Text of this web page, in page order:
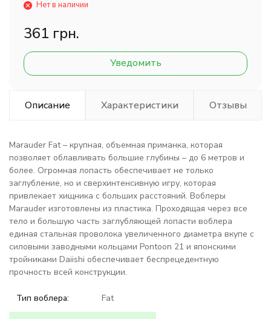
Нет в наличии
361 грн.
Уведомить
Описание Характеристики Отзывы
Marauder Fat – крупная, объемная приманка, которая
позволяет облавливать большие глубины – до 6 метров и
более. Огромная лопасть обеспечивает не только
заглубление, но и сверхинтенсивную игру, которая
привлекает хищника с больших расстояний. Воблеры
Marauder изготовлены из пластика. Проходящая через все
тело и большую часть заглубляющей лопасти воблера
единая стальная проволока увеличенного диаметра вкупе с
силовыми заводными кольцами Pontoon 21 и японскими
тройниками Daiishi обеспечивает беспрецедентную
прочность всей конструкции.
Тип воблера: Fat